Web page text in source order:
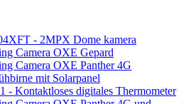
- 2MPX Dome kamera
Camera OXE Gepard
Camera OXE Panther 4G
mit Solarpanel
Kontaktloses digitales Thermometer